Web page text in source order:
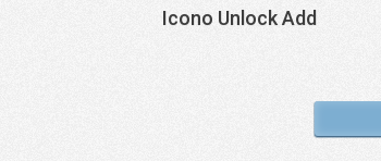
Icono Unlock Add